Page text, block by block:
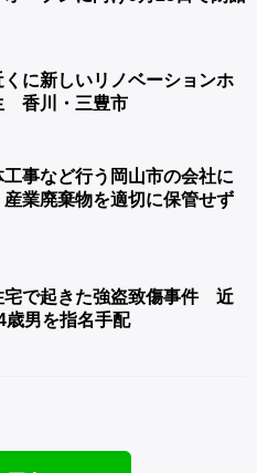
に新しいリノベーションホ
香川・三豊市
工事など行う岡山市の会社に
業廃棄物を適切に保管せず
宅で起きた強盗致傷事件 近
歳男を指名手配